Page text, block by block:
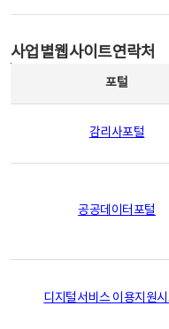
사업별웹사이트연락처
포털
감리사포털
공공데이터포털
디지털서비스 이용지원